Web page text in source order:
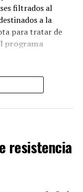
filtrados al
a la
para tratar de
programa
1/Bloque 2
Sólo tenés
resistencia